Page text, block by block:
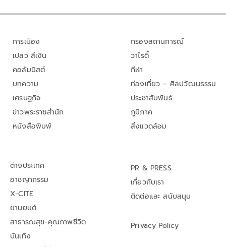
การเมือง
เปลว สีเงิน
คอลัมนิสต์
บทความ
เศรษฐกิจ
ข่าวพระราชสำนัก
หนังสือพิมพ์
กรองสถานการณ์
วาไรตี้
กีฬา
ท่องเที่ยว – ศิลปวัฒนธรรม
ประชาสัมพันธ์
ภูมิภาค
สิ่งแวดล้อม
ต่างประเทศ
อาชญากรรม
X-CITE
ยานยนต์
สาธารณสุข-คุณภาพชีวิต
บันเทิง
PR & PRESS
เกี่ยวกับเรา
ติดต่อและ สนับสนุน
Privacy Policy